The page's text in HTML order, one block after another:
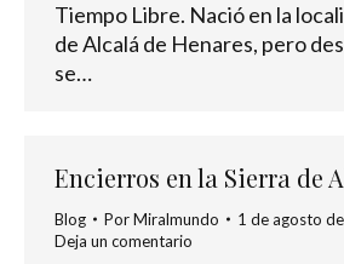
Tiempo Libre. Nació en la
de Alcalá de Henares, pero
se…
Encierros en la Sierra de
Blog PorMiralmundo
1 de agosto
Deja un comentario